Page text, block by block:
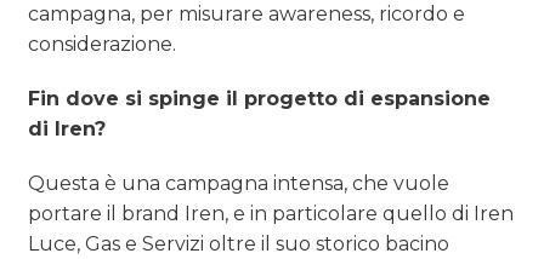
campagna, per misurare awareness, ricordo e
considerazione.
Fin dove si spinge il progetto di espansione
di Iren?
Questa è una campagna intensa, che vuole
portare il brand Iren, e in particolare quello di Iren
Luce, Gas e Servizi oltre il suo storico bacino